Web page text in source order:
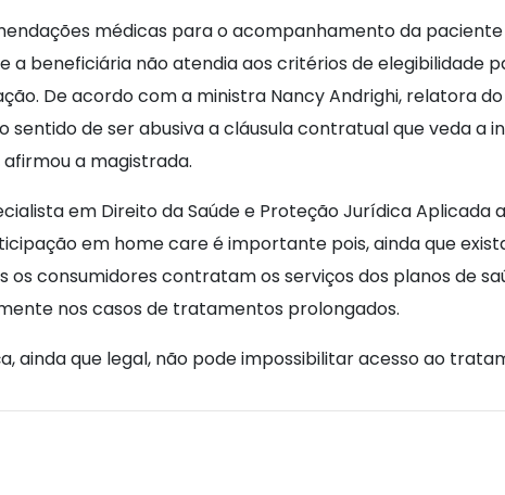
médicas para o acompanhamento da
beneficiária não atendia aos critérios de elegibilidade
De acordo com a ministra Nancy Andrighi, relatora
sentido de ser abusiva a cláusula contratual que veda
a magistrada.
em Direito da Saúde e Proteção Jurídica Aplicada
em home care é importante pois, ainda que
os consumidores contratam os serviços dos planos de
nos casos de tratamentos prolongados.
ainda que legal, não pode impossibilitar acesso ao